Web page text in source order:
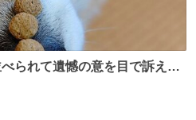
られて遺憾の意を目で訴えて